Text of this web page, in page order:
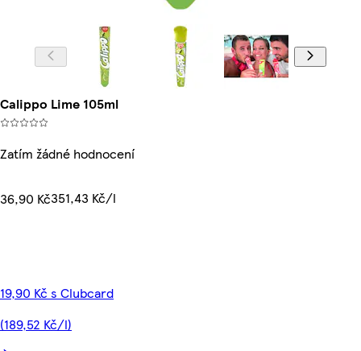
Calippo Lime 105ml
Zatím žádné hodnocení
36,90 Kč351,43 Kč/l
19,90 Kč s Clubcard
(189,52 Kč/l)